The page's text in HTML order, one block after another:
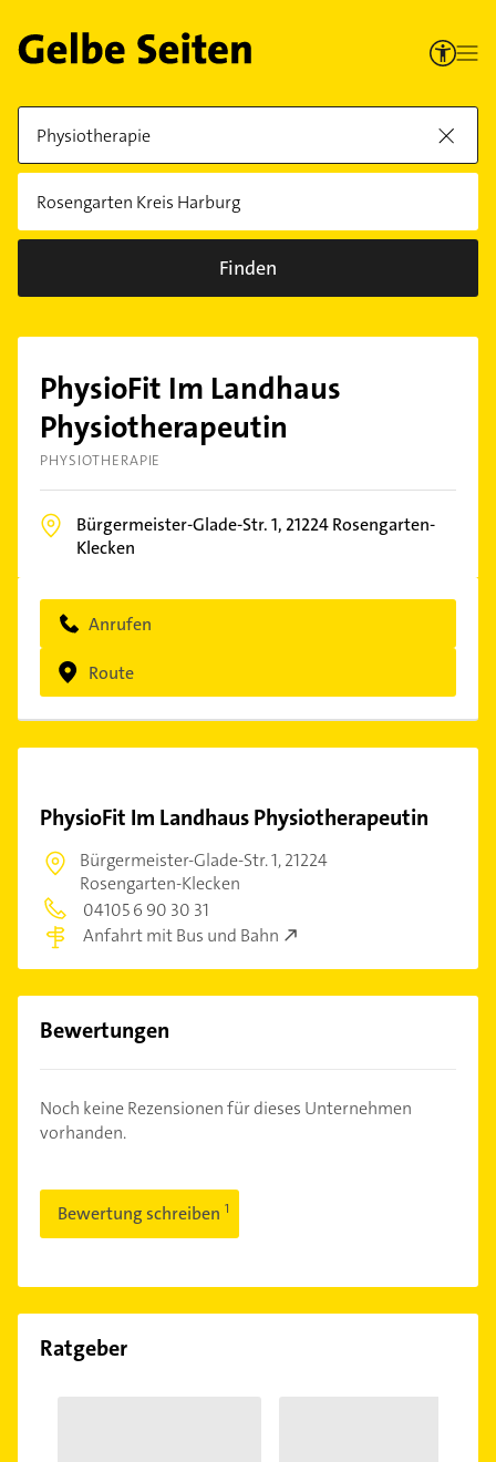
Finden
PhysioFit Im Landhaus
Physiotherapeutin
PHYSIOTHERAPIE
Bürgermeister-Glade-Str. 1, 21224Rosengarten-
Klecken
Anrufen
Route
PhysioFit Im Landhaus Physiotherapeutin
Bürgermeister-Glade-Str. 1,21224
Rosengarten-Klecken
04105 6 90 30 31
Anfahrt mit Bus und Bahn
Bewertungen
Noch keine Rezensionen für dieses Unternehmen
vorhanden.
Bewertung schreiben
Ratgeber